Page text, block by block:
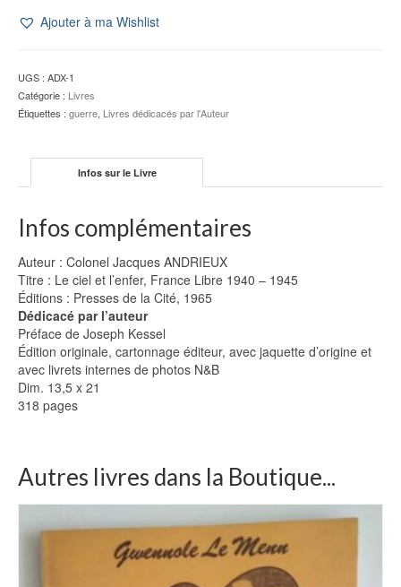
Ajouter à ma Wishlist
UGS : ADX-1
Catégorie : Livres
Étiquettes : guerre, Livres dédicacés par l'Auteur
Infos sur le Livre
Infos complémentaires
Auteur : Colonel Jacques ANDRIEUX
Titre : Le ciel et l’enfer, France Libre 1940 – 1945
Éditions : Presses de la Cité, 1965
Dédicacé par l’auteur
Préface de Joseph Kessel
Édition originale, cartonnage éditeur, avec jaquette d’origine et
avec livrets internes de photos N&B
Dim. 13,5 x 21
318 pages
Autres livres dans la Boutique...